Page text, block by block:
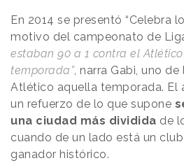
En 2014 se presentó “Celebra
motivo del campeonato de
estaban 90 a 1 contra el
temporada”, narra Gabi, uno
Atlético aquella temporada. El
un refuerzo de lo que supone
una ciudad más dividida de
cuando de un lado está un
ganador histórico.